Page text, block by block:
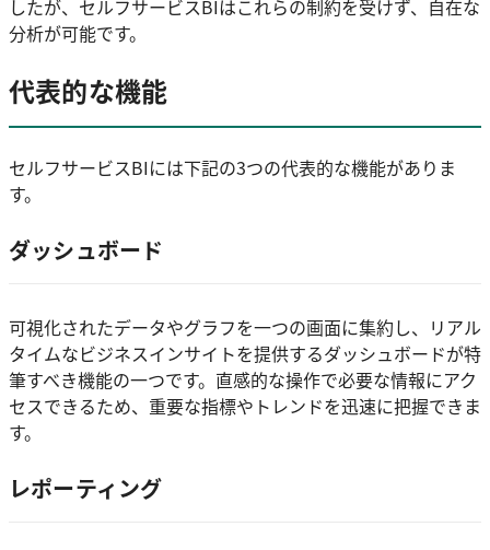
したが、セルフサービスBIはこれらの制約を受けず、自在な
分析が可能です。
代表的な機能
セルフサービスBIには下記の3つの代表的な機能がありま
す。
ダッシュボード
可視化されたデータやグラフを一つの画面に集約し、リアル
タイムなビジネスインサイトを提供するダッシュボードが特
筆すべき機能の一つです。直感的な操作で必要な情報にアク
セスできるため、重要な指標やトレンドを迅速に把握できま
す。
レポーティング